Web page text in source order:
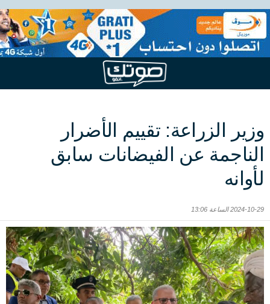
وزير الزراعة: تقييم الأضرار
الناجمة عن الفيضانات سابق
لأوانه
2024-10-29 الساعة 13:06